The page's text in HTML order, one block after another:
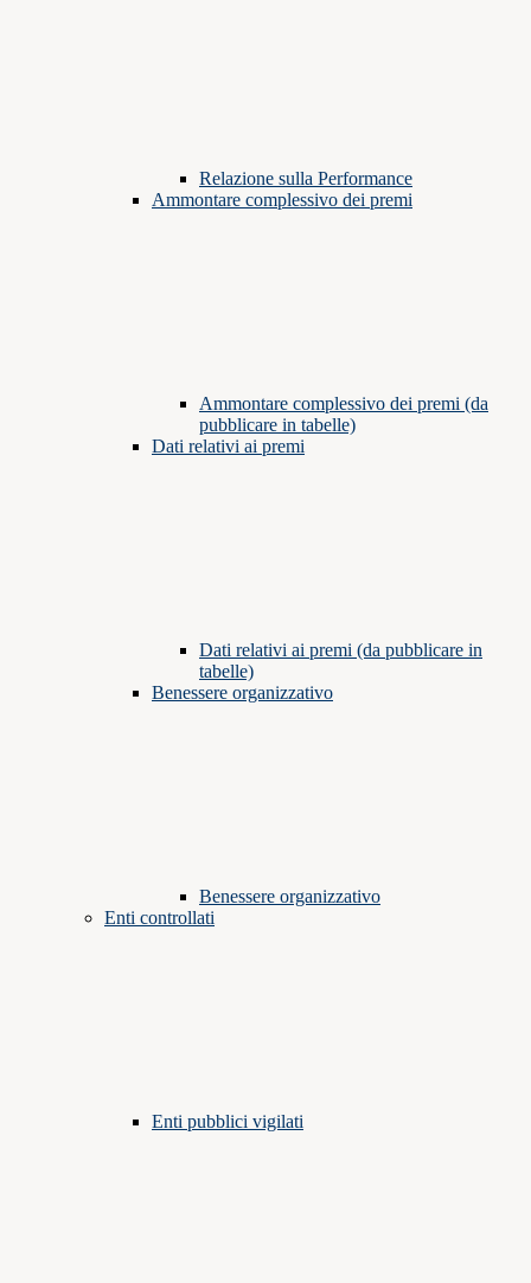
Relazione sulla Performance
Ammontare complessivo dei premi
Ammontare complessivo dei premi (da
pubblicare in tabelle)
Dati relativi ai premi
Dati relativi ai premi (da pubblicare in
tabelle)
Benessere organizzativo
Benessere organizzativo
Enti controllati
Enti pubblici vigilati